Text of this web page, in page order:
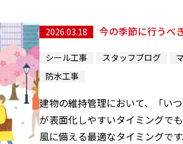
2026.03.18 今の季節に行うべ
シール工事 スタッフブログ
防水工事
建物の維持管理において、「い
が表面化しやすいタイミングで
風に備える最適なタイミングで